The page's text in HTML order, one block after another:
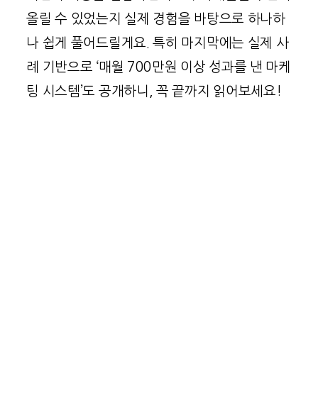
올릴 수 있었는지 실제 경험을 바탕으로 하나하
나 쉽게 풀어드릴게요. 특히 마지막에는 실제 사
례 기반으로 ‘매월 700만원 이상 성과를 낸 마케
팅 시스템’도 공개하니, 꼭 끝까지 읽어보세요!